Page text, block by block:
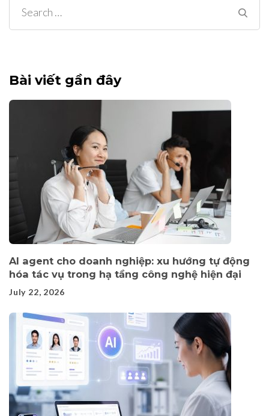
Search
for:
Bài viết gần đây
AI agent cho doanh nghiệp: xu hướng tự động
hóa tác vụ trong hạ tầng công nghệ hiện đại
July 22, 2026